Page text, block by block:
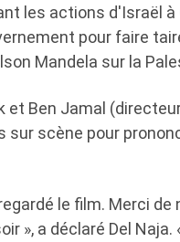
les actions d'Israël
pour faire
Mandela sur la
et Ben Jamal
sur scène pour
le film. Merci
», a déclaré Del